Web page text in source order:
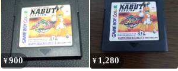
¥900 ¥ 1,280